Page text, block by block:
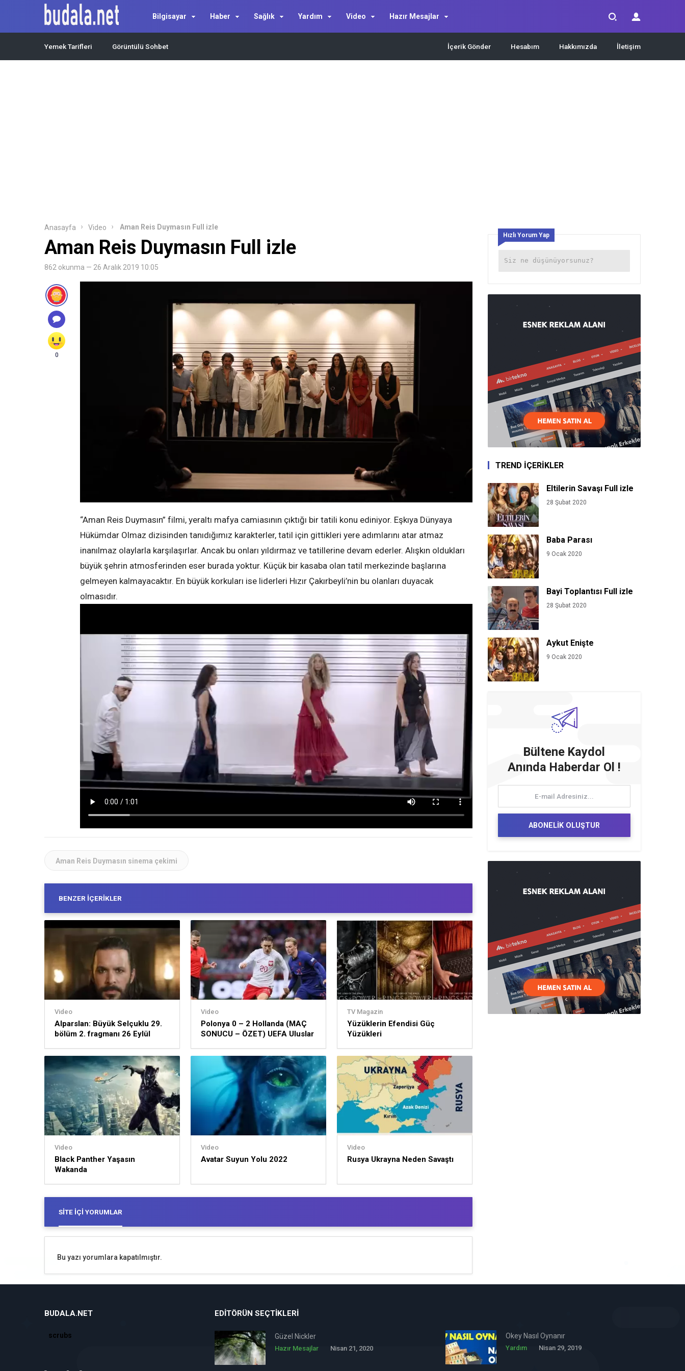
Bilgisayar Haber Sağlık Yardım Video Hazır Mesajlar
Yemek Tarifleri Görüntülü Sohbet İçerik Gönder Hesabım Hakkımızda İletişim
Anasayfa Video Aman Reis Duymasın Full izle
Aman Reis Duymasın Full izle
862 okunma — 26 Aralık 2019 10:05
0
“Aman Reis Duymasın” filmi, yeraltı mafya camiasının çıktığı bir tatili konu ediniyor. Eşkıya Dünyaya
Hükümdar Olmaz dizisinden tanıdığımız karakterler, tatil için gittikleri yere adımlarını atar atmaz
inanılmaz olaylarla karşılaşırlar. Ancak bu onları yıldırmaz ve tatillerine devam ederler. Alışkın oldukları
büyük şehrin atmosferinden eser burada yoktur. Küçük bir kasaba olan tatil merkezinde başlarına
gelmeyen kalmayacaktır. En büyük korkuları ise liderleri Hızır Çakırbeyli’nin bu olanları duyacak
olmasıdır.
Aman Reis Duymasın sinema çekimi
BENZER İÇERIKLER
Video
Alparslan: Büyük Selçuklu 29.
bölüm 2. fragmanı 26 Eylül
Video
Polonya 0 – 2 Hollanda (MAÇ
SONUCU – ÖZET) UEFA Uluslar
TV Magazin
Yüzüklerin Efendisi Güç
Yüzükleri
Video
Black Panther Yaşasın
Wakanda
Video
Avatar Suyun Yolu 2022
Video
Rusya Ukrayna Neden Savaştı
SITE İÇI YORUMLAR
Bu yazı yorumlara kapatılmıştır.
Hızlı Yorum Yap
TREND İÇERİKLER
Eltilerin Savaşı Full izle
28 Şubat 2020
Baba Parası
9 Ocak 2020
Bayi Toplantısı Full izle
28 Şubat 2020
Aykut Enişte
9 Ocak 2020
Bültene Kaydol
Anında Haberdar Ol !
ABONELİK OLUŞTUR
BUDALA.NET
scrubs
EDITÖRÜN SEÇTIKLERI
Güzel Nickler
Hazır Mesajlar Nisan 21, 2020
Okey Nasıl Oynanır
Yardım Nisan 29, 2019